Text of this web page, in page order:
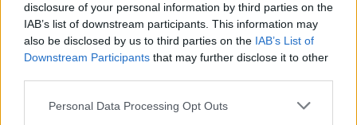
disclosure of your personal information by third parties on the
IAB’s list of downstream participants. This information may
also be disclosed by us to third parties on the IAB’s List of
Downstream Participants that may further disclose it to other
Please note that this website/app uses one or more Google
Personal Data Processing Opt Outs
https://farm6.staticflickr.com/5681/22024796
346_2f8d1c9fba.jpg *]
————